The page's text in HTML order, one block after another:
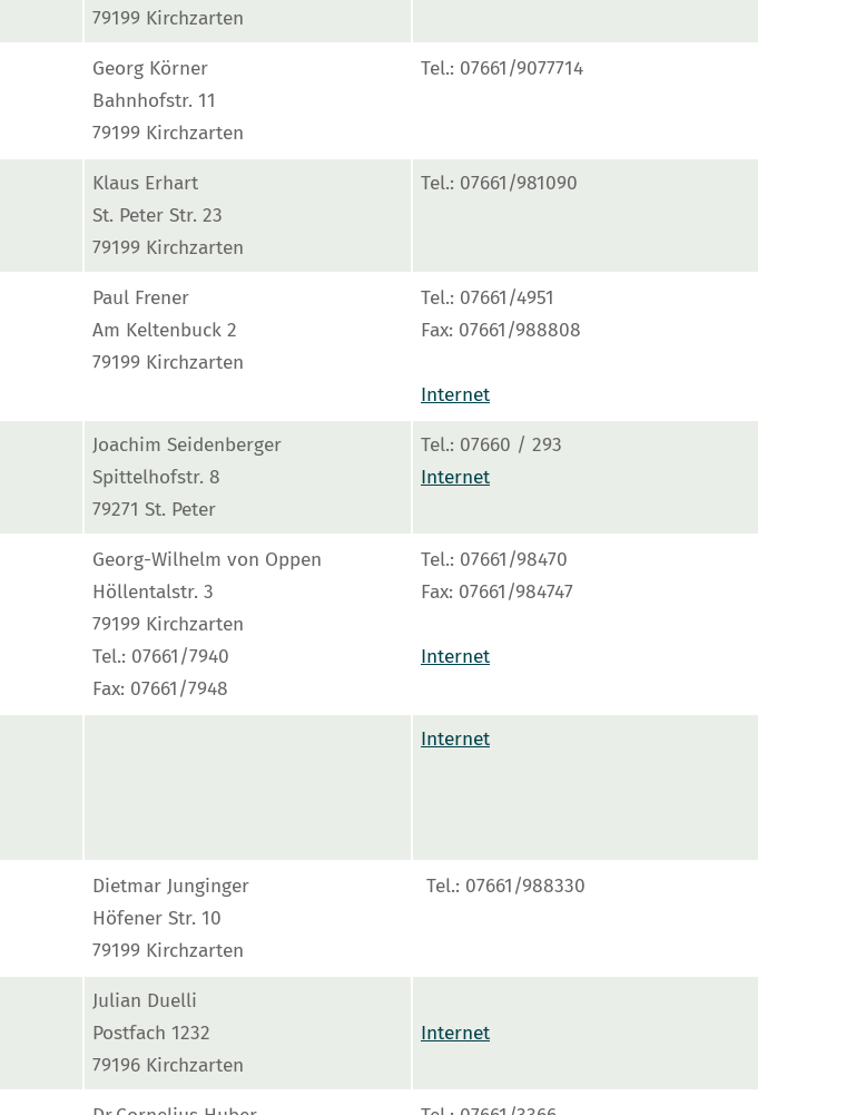
79199 Kirchzarten
Georg Körner
Bahnhofstr. 11
79199 Kirchzarten
Tel.: 07661/9077714
Klaus Erhart
St. Peter Str. 23
79199 Kirchzarten
Tel.: 07661/981090
Paul Frener
Am Keltenbuck 2
79199 Kirchzarten
Tel.: 07661/4951
Fax: 07661/988808
Internet
Joachim Seidenberger
Spittelhofstr. 8
79271 St. Peter
Tel.: 07660 / 293
Internet
Georg-Wilhelm von Oppen
Höllentalstr. 3
79199 Kirchzarten
Tel.: 07661/7940
Fax: 07661/7948
Tel.: 07661/98470
Fax: 07661/984747
Internet
Internet
Dietmar Junginger
Höfener Str. 10
79199 Kirchzarten
Tel.: 07661/988330
Julian Duelli
Postfach 1232
79196 Kirchzarten
Internet